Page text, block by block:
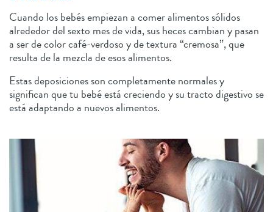
Cuando los bebés empiezan a comer alimentos sólidos
alrededor del sexto mes de vida, sus heces cambian y pasan
a ser de color café-verdoso y de textura “cremosa”, que
resulta de la mezcla de esos alimentos.
Estas deposiciones son completamente normales y
significan que tu bebé está creciendo y su tracto digestivo se
está adaptando a nuevos alimentos.